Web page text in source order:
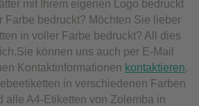
mit Ihrem eigenen Logo bedruckt
Farbe bedruckt? Möchten Sie lieber
in voller Farbe bedruckt? All dies
können uns auch per E-Mail
Kontaktinformationen kontaktieren.
in verschiedenen Farben
alle A4-Etiketten von Zolemba in